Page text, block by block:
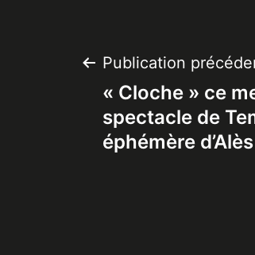
de
Publication
« Cloche » ce
spectacle de
éphémère d’Alès